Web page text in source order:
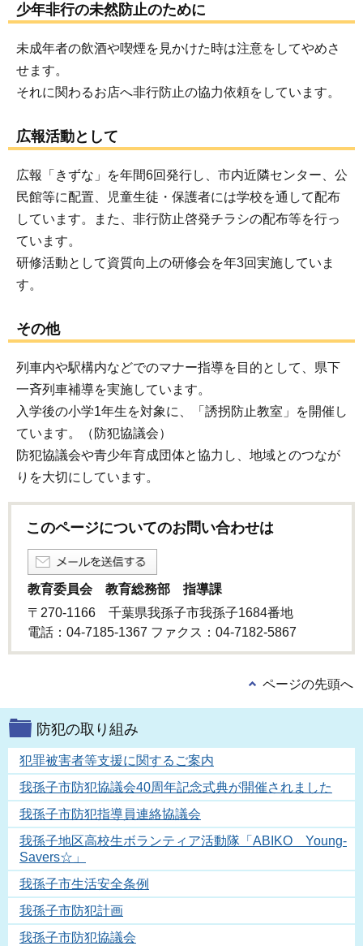
少年非行の未然防止のために
未成年者の飲酒や喫煙を見かけた時は注意をしてやめさ
せます。
それに関わるお店へ非行防止の協力依頼をしています。
広報活動として
広報「きずな」を年間6回発行し、市内近隣センター、公
民館等に配置、児童生徒・保護者には学校を通して配布
しています。また、非行防止啓発チラシの配布等を行っ
ています。
研修活動として資質向上の研修会を年3回実施していま
す。
その他
列車内や駅構内などでのマナー指導を目的として、県下
一斉列車補導を実施しています。
入学後の小学1年生を対象に、「誘拐防止教室」を開催し
ています。（防犯協議会）
防犯協議会や青少年育成団体と協力し、地域とのつなが
りを大切にしています。
このページについてのお問い合わせは
教育委員会 教育総務部 指導課
〒270-1166 千葉県我孫子市我孫子1684番地
電話：04-7185-1367 ファクス：04-7182-5867
ページの先頭へ
防犯の取り組み
犯罪被害者等支援に関するご案内
我孫子市防犯協議会40周年記念式典が開催されました
我孫子市防犯指導員連絡協議会
我孫子地区高校生ボランティア活動隊「ABIKO Young-
Savers☆」
我孫子市生活安全条例
我孫子市防犯計画
我孫子市防犯協議会